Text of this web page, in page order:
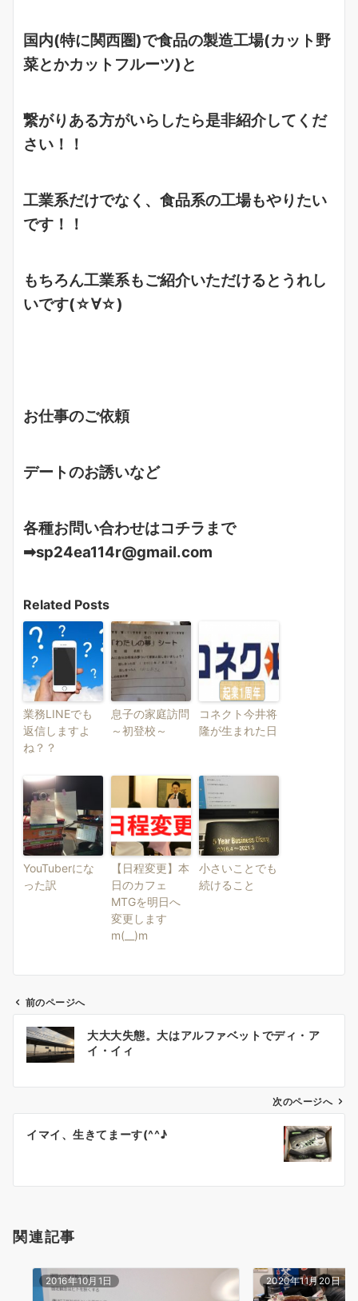
国内(特に関西圏)で食品の製造工場(カット野
菜とかカットフルーツ)と
繋がりある方がいらしたら是非紹介してくだ
さい！！
工業系だけでなく、食品系の工場もやりたい
です！！
もちろん工業系もご紹介いただけるとうれし
いです(☆∀☆)
お仕事のご依頼
デートのお誘いなど
各種お問い合わせはコチラまで
➡sp24ea114r@gmail.com
Related Posts
業務LINEでも
返信しますよ
ね？？
息子の家庭訪問
～初登校～
コネクト今井将
隆が生まれた日
YouTuberにな
った訳
【日程変更】本
日のカフェ
MTGを明日へ
変更します
m(__)m
小さいことでも
続けること
ン
前のページへ
大大大失態。大はアルファベットでディ・ア
イ・イィ
次のページへ
イマイ、生きてまーす(^^♪
関連記事
2016年10月1日 2020年11月20日